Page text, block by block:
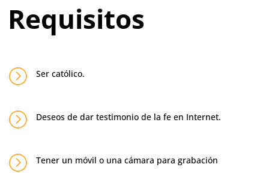
Requisitos
= Ser católico.
= Deseos de dar testimonio de la fe en Internet.
= Tener un móvil o una cámara para grabación